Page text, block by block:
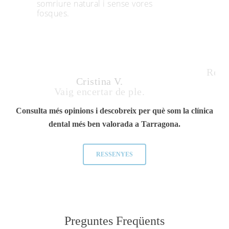
somriure natural i sense vores
fosques.
Cristina V.
Vaig encertar de ple.
Consulta més opinions i descobreix per què som la clínica
dental més ben valorada a Tarragona.
RESSENYES
Preguntes Freqüents